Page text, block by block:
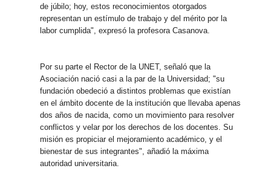
de júbilo; hoy, estos reconocimientos otorgados
representan un estímulo de trabajo y del mérito por la
labor cumplida", expresó la profesora Casanova.
Por su parte el Rector de la UNET, señaló que la
Asociación nació casi a la par de la Universidad; "su
fundación obedeció a distintos problemas que existían
en el ámbito docente de la institución que llevaba apenas
dos años de nacida, como un movimiento para resolver
conflictos y velar por los derechos de los docentes. Su
misión es propiciar el mejoramiento académico, y el
bienestar de sus integrantes", añadió la máxima
autoridad universitaria.